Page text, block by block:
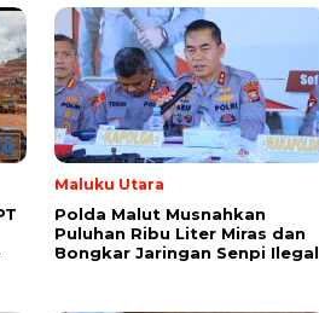
Maluku Utara
Polda Malut Musnahkan
Puluhan Ribu Liter Miras dan
Bongkar Jaringan Senpi Ilegal